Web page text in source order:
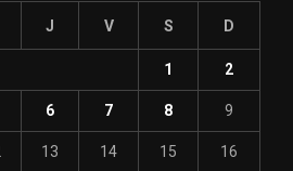
J V S D
1 2
6 7 8 9
13 14 15 16